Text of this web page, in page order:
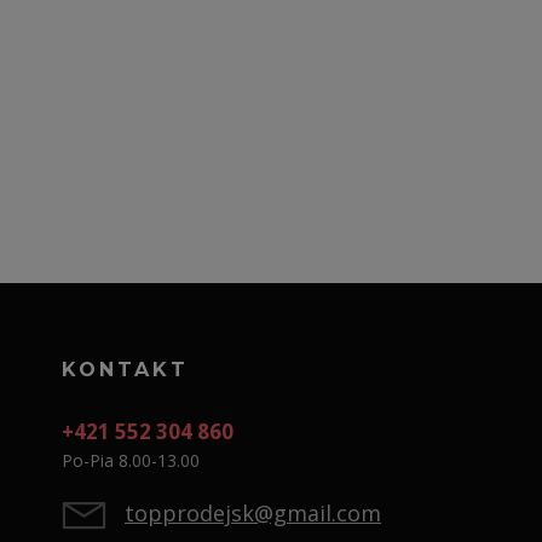
KONTAKT
+421 552 304 860
Po-Pia 8.00-13.00
topprodejsk@gmail.com